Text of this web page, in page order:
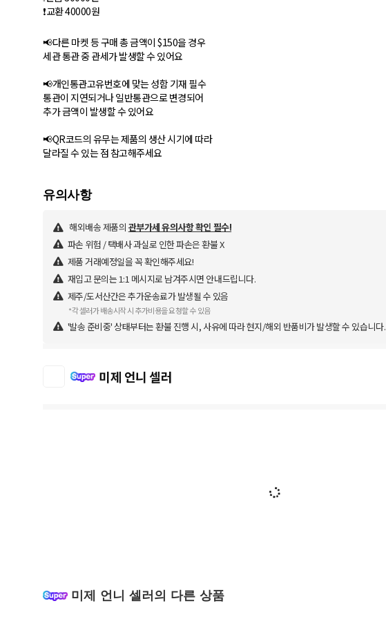
❗교환 40000원
📢다른 마켓 등 구매 총 금액이 $150을 경우
세관 통관 중 관세가 발생할 수 있어요
📢개인통관고유번호에 맞는 성함 기재 필수
통관이 지연되거나 일반통관으로 변경되어
추가 금액이 발생할 수 있어요
📢QR코드의 유무는 제품의 생산 시기에 따라
달라질 수 있는 점 참고해주세요
유의사항
해외배송 제품의 관부가세 유의사항 확인 필수!
파손 위험 / 택배사 과실로 인한 파손은 환불 X
제품 거래예정일을 꼭 확인해주세요!
재입고 문의는 1:1 메시지로 남겨주시면 안내드립니다.
제주/도서산간은 추가운송료가 발생될 수 있음
*각 셀러가 배송시작 시 추가비용을 요청할 수 있음
'발송 준비중' 상태부터는 환불 진행 시, 사유에 따라 현지/해외 반품비가 발생할 수 있습니다.
미제 언니 셀러
미제 언니 셀러의 다른 상품